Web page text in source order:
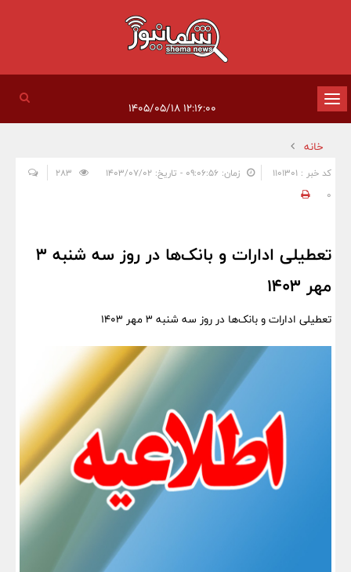
تغییر
وضعیت
ناوبری
خانه
کد خبر : 1101301 زمان: ۰۹:۰۶:۵۶ - تاریخ: ۱۴۰۳/۰۷/۰۲
0
تعطیلی ادارات و بانک‌ها در روز سه شنبه 3
مهر 1403
تعطیلی ادارات و بانک‌ها در روز سه شنبه 3 مهر 1403